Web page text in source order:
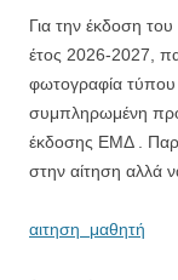
Για την έκδοση του
έτος 2026-2027,
φωτογραφία τύπου
συμπληρωμένη
έκδοσης ΕΜΔ .
στην αίτηση αλλά
αιτηση μαθητή